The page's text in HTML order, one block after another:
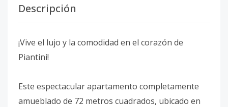
Descripción
¡Vive el lujo y la comodidad en el corazón de
Piantini!
Este espectacular apartamento completamente
amueblado de 72 metros cuadrados, ubicado en